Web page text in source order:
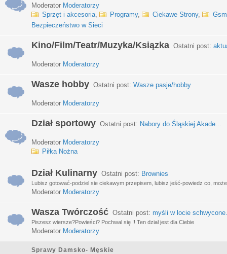
Moderator Moderatorzy
Sprzęt i akcesoria, Programy, Ciekawe Strony,
Gsm
Bezpieczeństwo w Sieci
Kino/Film/Teatr/Muzyka/Ksiązka Ostatni post:
Moderator Moderatorzy
Wasze hobby Ostatni post: Wasze pasje/hobby
Moderator Moderatorzy
Dział sportowy Ostatni post: Nabory do Śląskiej Akade...
Moderator Moderatorzy
Piłka Nożna
Dział Kulinarny Ostatni post: Brownies
Lubisz gotować-podziel sie ciekawym przepisem, lubisz jeść-powiedz co,
Moderator Moderatorzy
Wasza Twórczość Ostatni post: myśli w locie
Piszesz wiersze?Powieści? Pochwal się !! Ten dział jest dla Ciebie
Moderator Moderatorzy
Sprawy Damsko- Męskie